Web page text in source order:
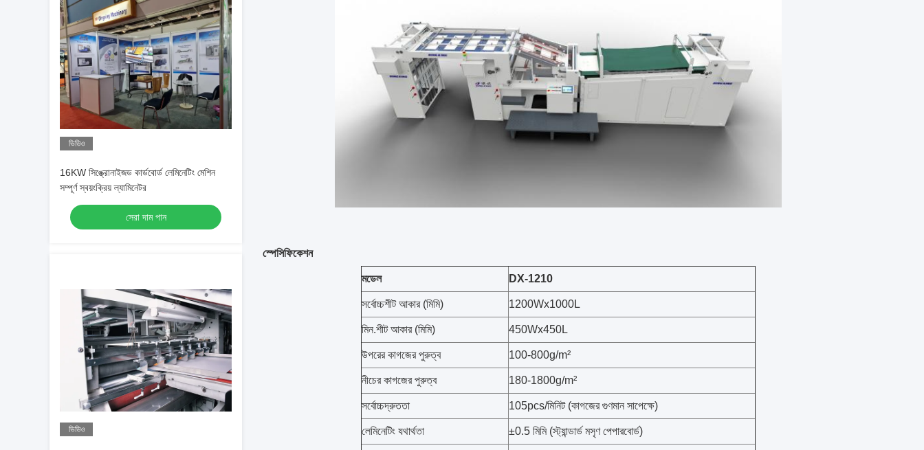
ভিডিও
16KW সিঙ্ক্রোনাইজড কার্ডবোর্ড লেমিনেটিং মেশিন
সম্পূর্ণ স্বয়ংক্রিয় ল্যামিনেটর
সেরা দাম পান
ভিডিও
স্পেসিফিকেশন
মডেল DX-1210
সর্বোচ্চশীট আকার (মিমি) 1200Wx1000L
মিন.শীট আকার (মিমি) 450Wx450L
উপরের কাগজের পুরুত্ব 100-800g/m²
নীচের কাগজের পুরুত্ব 180-1800g/m²
সর্বোচ্চদ্রুততা 105pcs/মিনিট (কাগজের গুণমান সাপেক্ষে)
লেমিনেটিং যথার্থতা ±0.5 মিমি (স্ট্যান্ডার্ড মসৃণ পেপারবোর্ড)